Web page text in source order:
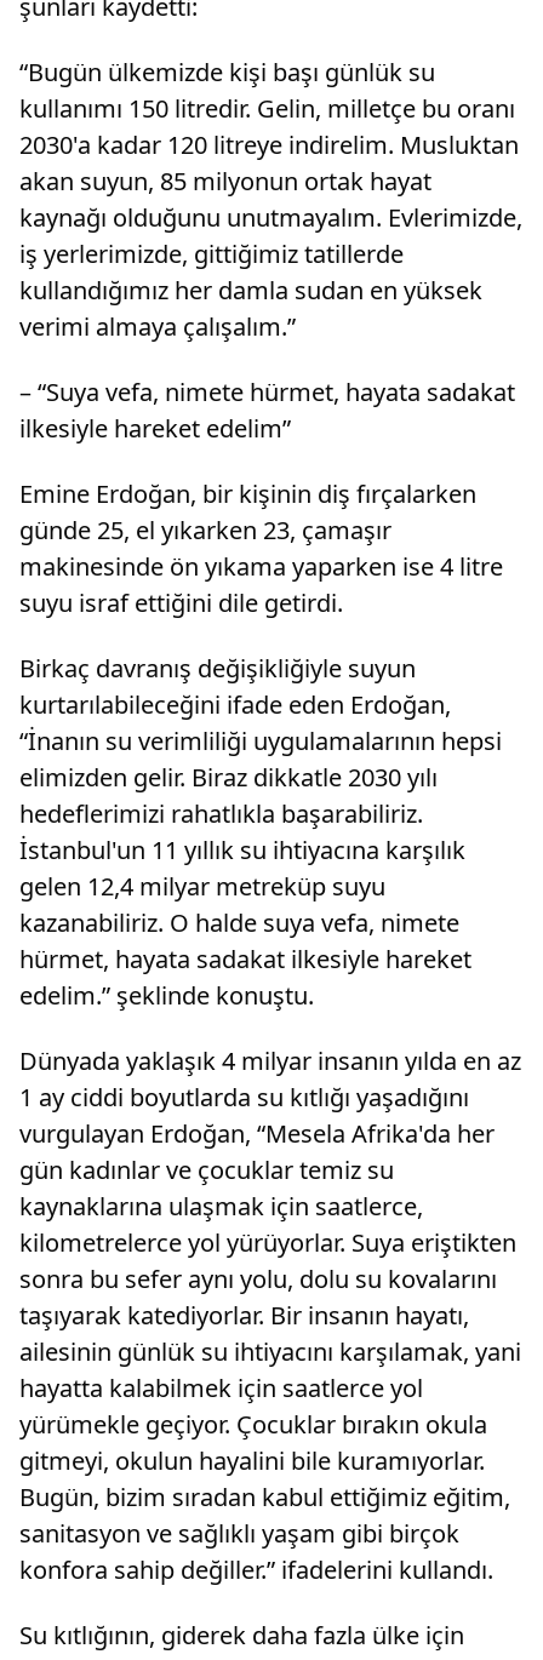
şunları kaydetti:
“Bugün ülkemizde kişi başı günlük su
kullanımı 150 litredir. Gelin, milletçe bu oranı
2030'a kadar 120 litreye indirelim. Musluktan
akan suyun, 85 milyonun ortak hayat
kaynağı olduğunu unutmayalım. Evlerimizde,
iş yerlerimizde, gittiğimiz tatillerde
kullandığımız her damla sudan en yüksek
verimi almaya çalışalım.”
– “Suya vefa, nimete hürmet, hayata sadakat
ilkesiyle hareket edelim”
Emine Erdoğan, bir kişinin diş fırçalarken
günde 25, el yıkarken 23, çamaşır
makinesinde ön yıkama yaparken ise 4 litre
suyu israf ettiğini dile getirdi.
Birkaç davranış değişikliğiyle suyun
kurtarılabileceğini ifade eden Erdoğan,
“İnanın su verimliliği uygulamalarının hepsi
elimizden gelir. Biraz dikkatle 2030 yılı
hedeflerimizi rahatlıkla başarabiliriz.
İstanbul'un 11 yıllık su ihtiyacına karşılık
gelen 12,4 milyar metreküp suyu
kazanabiliriz. O halde suya vefa, nimete
hürmet, hayata sadakat ilkesiyle hareket
edelim.” şeklinde konuştu.
Dünyada yaklaşık 4 milyar insanın yılda en az
1 ay ciddi boyutlarda su kıtlığı yaşadığını
vurgulayan Erdoğan, “Mesela Afrika'da her
gün kadınlar ve çocuklar temiz su
kaynaklarına ulaşmak için saatlerce,
kilometrelerce yol yürüyorlar. Suya eriştikten
sonra bu sefer aynı yolu, dolu su kovalarını
taşıyarak katediyorlar. Bir insanın hayatı,
ailesinin günlük su ihtiyacını karşılamak, yani
hayatta kalabilmek için saatlerce yol
yürümekle geçiyor. Çocuklar bırakın okula
gitmeyi, okulun hayalini bile kuramıyorlar.
Bugün, bizim sıradan kabul ettiğimiz eğitim,
sanitasyon ve sağlıklı yaşam gibi birçok
konfora sahip değiller.” ifadelerini kullandı.
Su kıtlığının, giderek daha fazla ülke için